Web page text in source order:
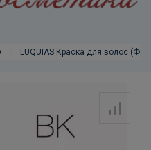
LUQUIAS Краска для волос